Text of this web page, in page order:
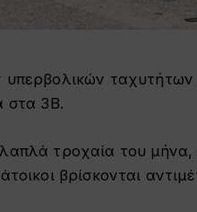
ταχυτήτων
στα 3Β.
τροχαία του μήνα,
βρίσκονται